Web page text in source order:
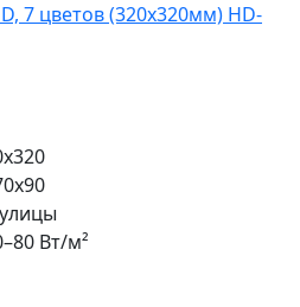
7 цветов (320x320мм) HD-
Вт/м²